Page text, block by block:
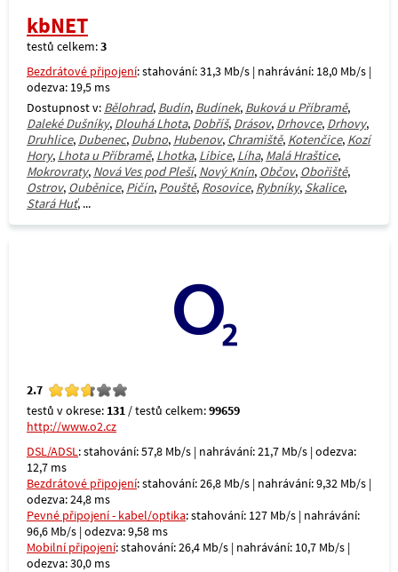
kbNET
testů celkem:3
Bezdrátové připojení: stahování: 31,3 Mb/s | nahrávání: 18,0 Mb/s |
odezva: 19,5 ms
Dostupnost v: Bělohrad, Budín, Budínek, Buková u Příbramě,
Daleké Dušníky, Dlouhá Lhota, Dobříš, Drásov, Drhovce, Drhovy,
Druhlice, Dubenec, Dubno, Hubenov, Chramiště, Kotenčice, Kozí
Hory, Lhota u Příbramě, Lhotka, Libice, Líha, Malá Hraštice,
Mokrovraty, Nová Ves pod Pleší, Nový Knín, Občov, Obořiště,
Ostrov, Ouběnice, Pičín, Pouště, Rosovice, Rybníky, Skalice,
Stará Huť, ...
2.7
testů v okrese: 131 / testů celkem:99659
http://www.o2.cz
DSL/ADSL: stahování: 57,8 Mb/s | nahrávání: 21,7 Mb/s | odezva:
12,7 ms
Bezdrátové připojení: stahování: 26,8 Mb/s | nahrávání: 9,32 Mb/s |
odezva: 24,8 ms
Pevné připojení - kabel/optika: stahování: 127 Mb/s | nahrávání:
96,6 Mb/s | odezva: 9,58 ms
Mobilní připojení: stahování: 26,4 Mb/s | nahrávání: 10,7 Mb/s |
odezva: 30,0 ms